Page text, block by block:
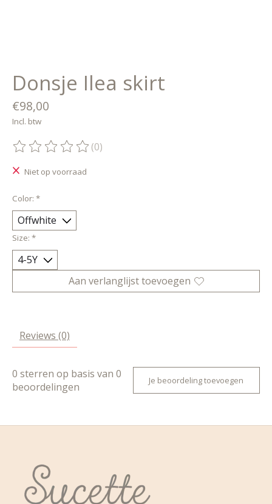
Donsje Ilea skirt
€98,00
Incl. btw
De beoordeling van dit product is
(0)
Niet op voorraad
Color: *
Size: *
Aan verlanglijst toevoegen
Reviews (0)
0 sterren op basis van 0
beoordelingen
Je beoordeling toevoegen